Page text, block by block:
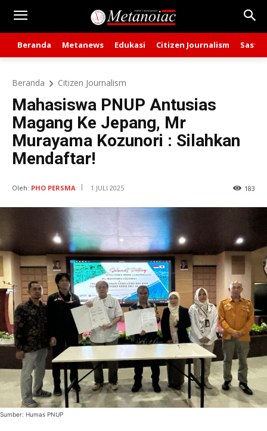
Beranda Metanews Edukasi Citizen Journalism Sastra
Beranda Citizen Journalism
Mahasiswa PNUP Antusias
Magang Ke Jepang, Mr
Murayama Kozunori : Silahkan
Mendaftar!
183
Oleh: PHO PERSMA 1 JULI 2025
Sumber: Humas PNUP